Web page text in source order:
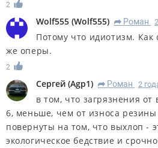
2
Wolf555 (Wolf555) R Роман
Потому что идиотизм. Как
же оперы.
2
Сергей (Agp1) R Роман 2
в том, что загрязнения
6, меньше, чем от износа резины
повернуты на том, что выхлоп -
экологическое бедствие и